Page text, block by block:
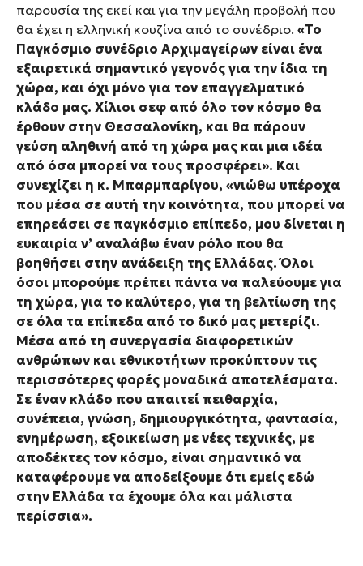
παρουσία της εκεί και για την μεγάλη προβολή που
θα έχει η ελληνική κουζίνα από το συνέδριο. «Το
Παγκόσμιο συνέδριο Αρχιμαγείρων είναι ένα
εξαιρετικά σημαντικό γεγονός για την ίδια τη
χώρα, και όχι μόνο για τον επαγγελματικό
κλάδο μας. Χίλιοι σεφ από όλο τον κόσμο θα
έρθουν στην Θεσσαλονίκη, και θα πάρουν
γεύση αληθινή από τη χώρα μας και μια ιδέα
από όσα μπορεί να τους προσφέρει». Kαι
συνεχίζει η κ. Μπαρμπαρίγου, «νιώθω υπέροχα
που μέσα σε αυτή την κοινότητα, που μπορεί να
επηρεάσει σε παγκόσμιο επίπεδο, μου δίνεται η
ευκαιρία ν’ αναλάβω έναν ρόλο που θα
βοηθήσει στην ανάδειξη της Ελλάδας. Όλοι
όσοι μπορούμε πρέπει πάντα να παλεύουμε για
τη χώρα, για το καλύτερο, για τη βελτίωση της
σε όλα τα επίπεδα από το δικό μας μετερίζι.
Μέσα από τη συνεργασία διαφορετικών
ανθρώπων και εθνικοτήτων προκύπτουν τις
περισσότερες φορές μοναδικά αποτελέσματα.
Σε έναν κλάδο που απαιτεί πειθαρχία,
συνέπεια, γνώση, δημιουργικότητα, φαντασία,
ενημέρωση, εξοικείωση με νέες τεχνικές, με
αποδέκτες τον κόσμο, είναι σημαντικό να
καταφέρουμε να αποδείξουμε ότι εμείς εδώ
στην Ελλάδα τα έχουμε όλα και μάλιστα
περίσσια».